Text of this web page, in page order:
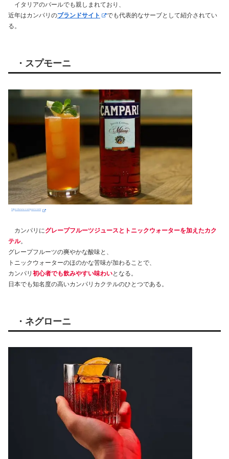
イタリアのバールでも親しまれており、
近年はカンパリのブランドサイト
でも代表的なサーブとして紹介されてい
る。
・スプモーニ
https://www.campari.com/
カンパリにグレープフルーツジュースとトニックウォーターを加えたカク
テル。
グレープフルーツの爽やかな酸味と、
トニックウォーターのほのかな苦味が加わることで、
カンパリ 初心者でも飲みやすい味わいとなる。
日本でも知名度の高いカンパリカクテルのひとつである。
・ネグローニ